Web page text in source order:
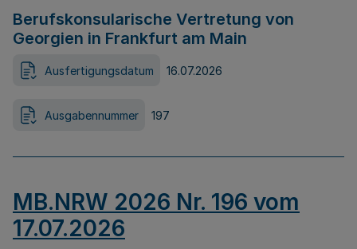
Berufskonsularische Vertretung von
Georgien in Frankfurt am Main
Ausfertigungsdatum 16.07.2026
Ausgabennummer 197
MB.NRW 2026 Nr. 196 vom
17.07.2026